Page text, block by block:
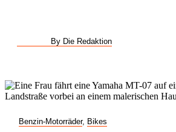
By Die Redaktion
Benzin-Motorräder, Bikes